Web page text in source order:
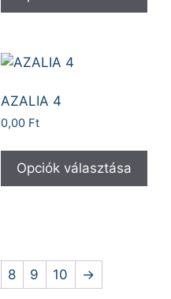
AZALIA 4
0,00 Ft
Opciók választása
8 9 10 →